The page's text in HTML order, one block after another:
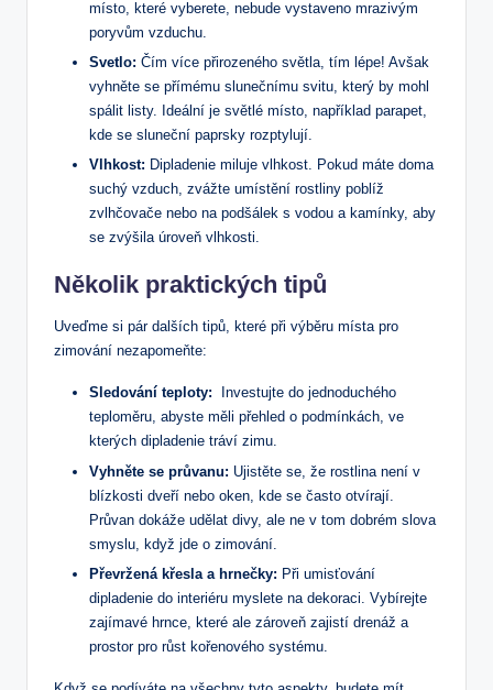
místo, které vyberete, nebude vystaveno mrazivým
poryvům vzduchu.
Svetlo: Čím více přirozeného světla, tím lépe! Avšak
vyhněte se přímému slunečnímu svitu, který‍ by ⁣mohl
⁤spálit listy. Ideální je světlé místo, například parapet,
kde se sluneční paprsky rozptylují.
Vlhkost: Dipladenie ⁤miluje vlhkost. Pokud máte doma
suchý vzduch, ⁤zvážte umístění rostliny poblíž
zvlhčovače nebo na podšálek s vodou a ‌kamínky, aby
se ⁢zvýšila ‍úroveň vlhkosti.
Několik praktických tipů
Uveďme si pár dalších tipů, které ‌při výběru místa pro
zimování nezapomeňte:
Sledování teploty: ⁢ Investujte do jednoduchého‌
teploměru, abyste měli ‌přehled o podmínkách, ⁣ve⁤
kterých dipladenie tráví zimu.
Vyhněte se průvanu: Ujistěte se, že rostlina není v
blízkosti‍ dveří nebo oken, kde se často otvírají.
Průvan dokáže udělat divy, ale ne v tom dobrém slova
smyslu, když jde o ‌zimování.
Převržená křesla a ⁢hrnečky: Při umisťování
dipladenie do interiéru myslete⁤ na dekoraci. Vybírejte
‍zajímavé hrnce, které ale ‌zároveň zajistí drenáž a
prostor pro růst kořenového systému.